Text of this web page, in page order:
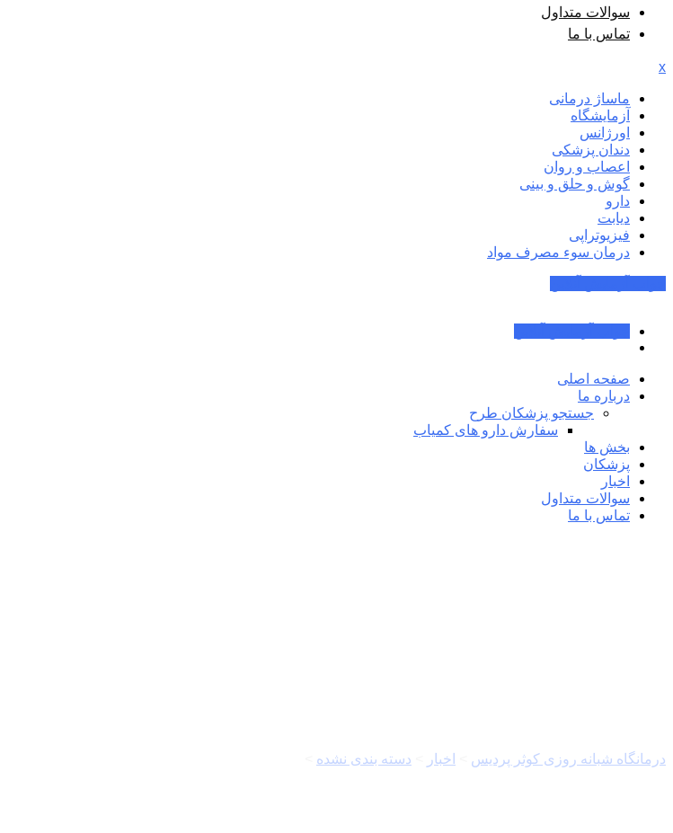
سوالات متداول
تماس با ما
x
ماساژ درمانی
آزمایشگاه
اورژانس
دندان پزشکی
اعصاب و روان
گوش و حلق و بینی
دارو
دیابت
فیزیوتراپی
درمان سوء مصرف مواد
صفحه اصلی
درباره ما
جستجو پزشکان طرح
سفارش دارو های کمیاب
بخش ها
پزشکان
اخبار
سوالات متداول
تماس با ما
درمانگاه شبانه روزی کوثر پردیس اخبار دسته بندی نشده